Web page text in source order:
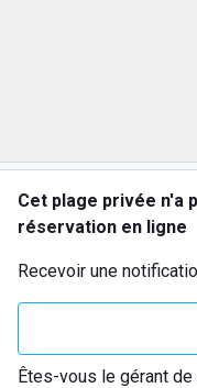
Cet plage privée n'a
réservation en ligne
Recevoir une
Êtes-vous le gérant